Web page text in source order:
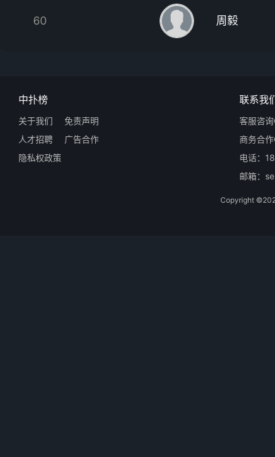
60 周毅
中扑榜
关于我们
免责声明
人才招聘
广告合作
隐私权政策
联系我
客服咨
商务合
电话：
邮箱：
Copyright